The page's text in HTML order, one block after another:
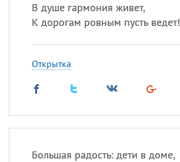
В душе гармония живет,
К дорогам ровным пусть ведет!
Открытка
Большая радость: дети в доме,